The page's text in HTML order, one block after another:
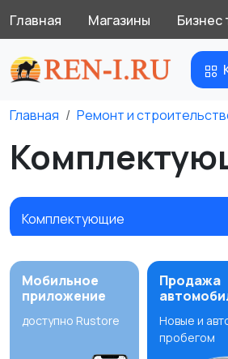
Главная Магазины Бизнес
Главная Ремонт и
Комплектующие
Мобильное
приложение
доступно Rustore
Продажа
Новые и
пробегом